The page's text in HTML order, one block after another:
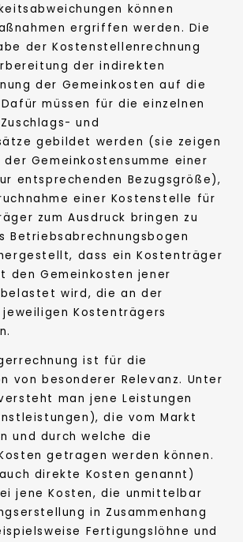
können
ergriffen werden. Die
der Kostenstellenrechnung
der indirekten
der Gemeinkosten auf die
müssen für die einzelnen
und
gebildet werden (sie zeigen
Gemeinkostensumme einer
entsprechenden Bezugsgröße),
einer Kostenstelle für
zum Ausdruck bringen zu
Betriebsabrechnungsbogen
dass ein Kostenträger
den Gemeinkosten jener
wird, die an der
Kostenträgers
ist für die
von besonderer Relevanz. Unter
man jene Leistungen
die vom Markt
und durch welche die
getragen werden können.
direkte Kosten genannt)
jene Kosten, die unmittelbar
in Zusammenhang
Fertigungslöhne und